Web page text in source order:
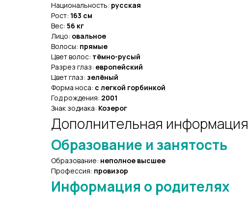
Национальность: русская
Рост: 163 см
Вес: 56 кг
Лицо: овальное
Волосы: прямые
Цвет волос: тёмно-русый
Разрез глаз: европейский
Цвет глаз: зелёный
Форма носа: с легкой горбинкой
Год рождения: 2001
Знак зодиака: Козерог
Дополнительная информация
Образование и занятость
Образование: неполное высшее
Профессия: провизор
Информация о родителях